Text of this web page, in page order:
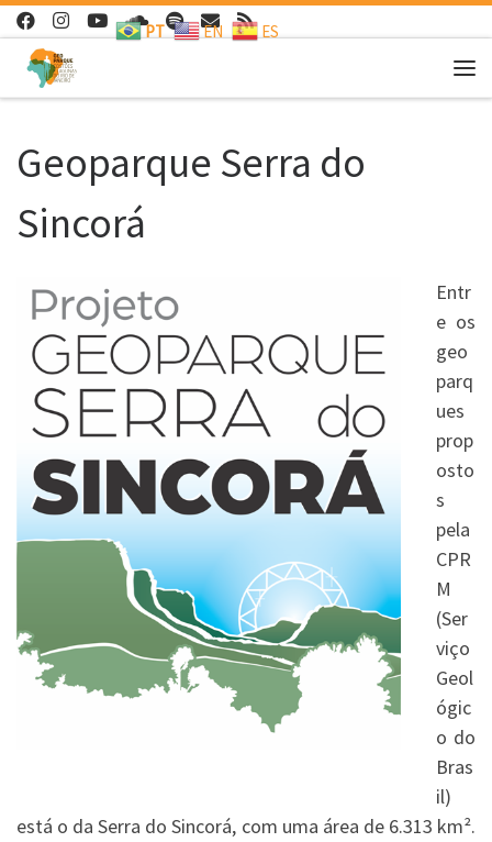
Skip to content
Geoparque Serra do
Sincorá
Entr
e os
geo
parq
ues
prop
osto
s
pela
CPR
M
(Ser
viço
Geol
ógic
o do
Bras
il)
está o da Serra do Sincorá, com uma área de 6.313 km².
PT EN ES